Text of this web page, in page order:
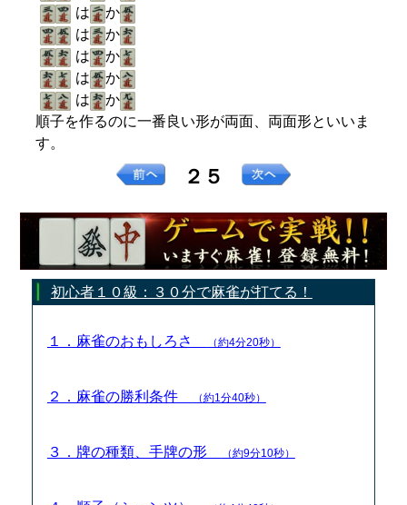
は
か
は
か
は
か
は
か
は
か
順子を作るのに一番良い形が両面、両面形といいま
す。
２５
初心者１０級：３０分で麻雀が打てる！
１．麻雀のおもしろさ （約4分20秒）
２．麻雀の勝利条件 （約1分40秒）
３．牌の種類、手牌の形 （約9分10秒）